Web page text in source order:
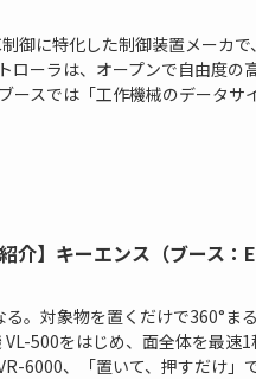
御に特化した制御装置メーカ
ローラは、オープンで自由度の
ースでは「工作機械のデータサ
介】キーエンス（ブース：
。対象物を置くだけで360°ま
500をはじめ、面全体を最速
6000、「置いて、押すだけ」